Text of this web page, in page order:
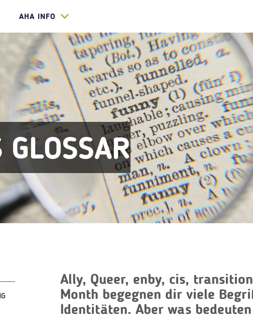
AHA INFO
GLOSSAR
Ally, Queer, enby, cis,
Month begegnen dir viele
Identitäten. Aber was